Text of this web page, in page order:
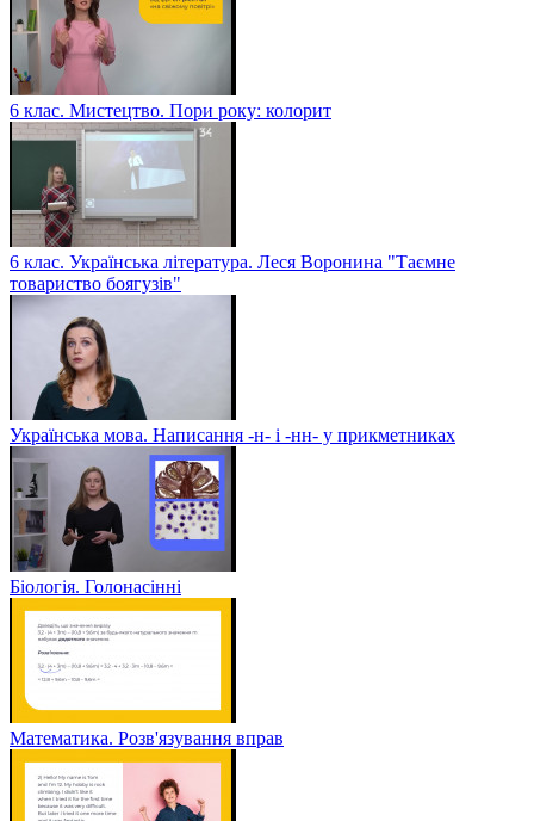
6 клас. Мистецтво. Пори року: колорит
6 клас. Українська література. Леся Воронина "Таємне
товариство боягузів"
Українська мова. Написання -н- і -нн- у прикметниках
Біологія. Голонасінні
Математика. Розв'язування вправ